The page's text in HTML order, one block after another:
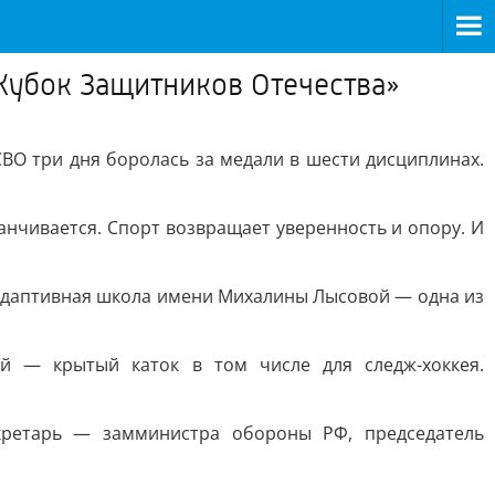
Защитников Отечества»
три дня боролась за медали в шести дисциплинах.
Спорт возвращает уверенность и опору. И
школа имени Михалины Лысовой — одна из
— крытый каток в том числе для следж-хоккея.
— замминистра обороны РФ, председатель